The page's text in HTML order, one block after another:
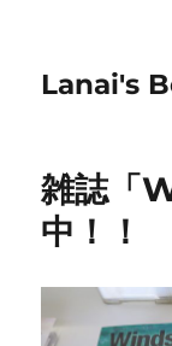
Lanai's
雑誌「
中！！